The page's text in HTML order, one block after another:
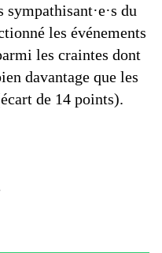
du
les événements
les craintes dont
davantage que les
de 14 points).